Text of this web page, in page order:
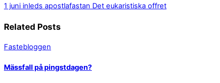
1 juni inleds apostlafastan Det eukaristiska offret
Related Posts
Fastebloggen
Mässfall på pingstdagen?